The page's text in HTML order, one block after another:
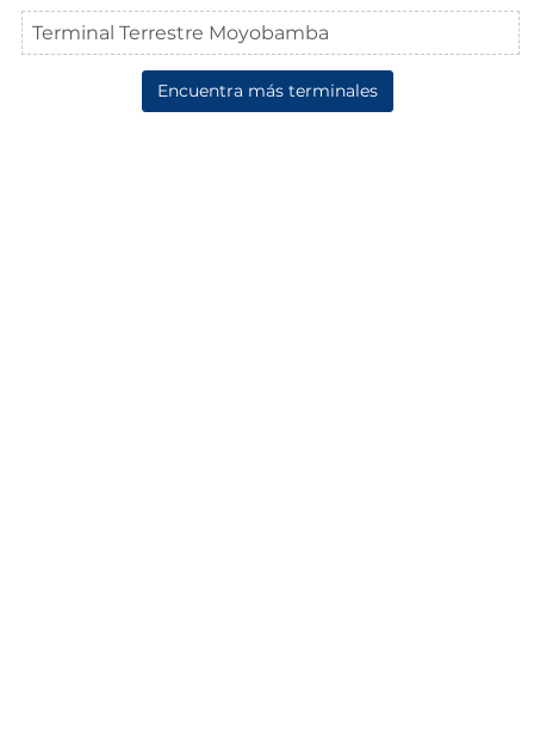
Terminal Terrestre Moyobamba
Encuentra más terminales